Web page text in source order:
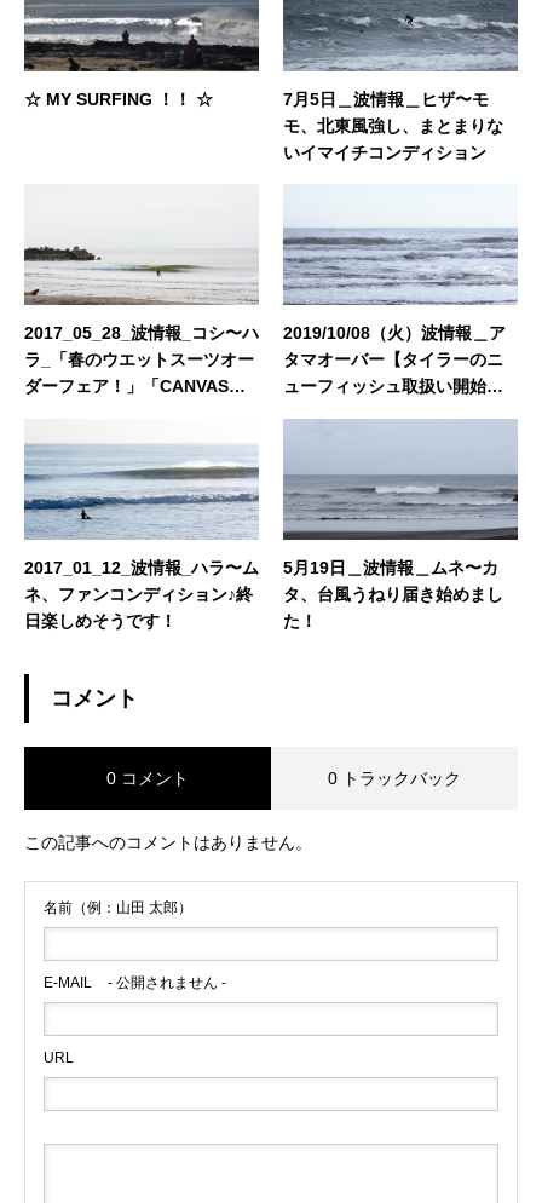
ト運営・企画・プロモーション◆東京都出身：
一宮町在住 ◆誕生日：1983年4月29日
☆ MY SURFING ！！ ☆
7月5日＿波情報＿ヒザ〜モ
モ、北東風強し、まとまりな
いイマイチコンディション
2017_05_28_波情報_コシ〜ハ
ラ_「春のウエットスーツオー
ダーフェア！」「CANVASキ
委託強化期間！」
2019/10/08（火）波情報＿ア
タマオーバー【タイラーのニ
ューフィッシュ取扱い開始】
売】
2017_01_12_波情報_ハラ〜ム
ネ、ファンコンディション♪終
日楽しめそうです！
5月19日＿波情報＿ムネ〜カ
タ、台風うねり届き始めまし
た！
コメント
0 コメント 0 トラックバック
この記事へのコメントはありません。
名前（例：山田 太郎）
E-MAIL - 公開されません -
URL